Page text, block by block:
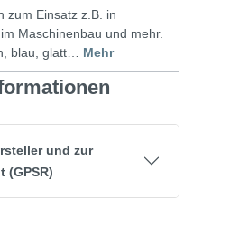
zum Einsatz z.B. in
Maschinenbau und mehr.
blau, glatt… Mehr
und zur
(GPSR)